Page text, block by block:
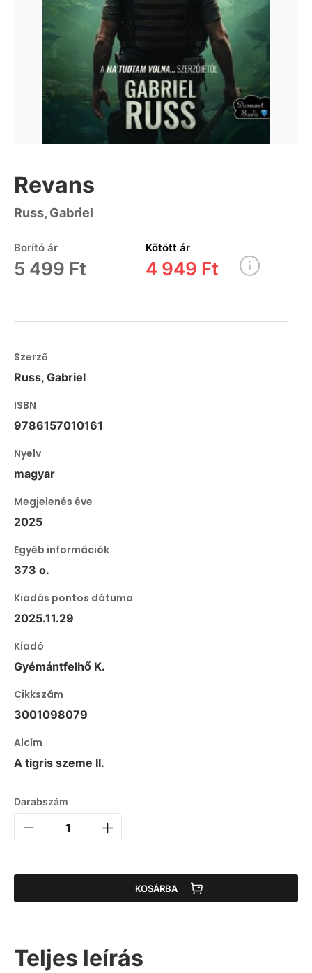
Revans
Russ, Gabriel
Borító ár
5 499 Ft
Kötött ár
4 949 Ft
Szerző
Russ, Gabriel
ISBN
9786157010161
Nyelv
magyar
Megjelenés éve
2025
Egyéb információk
373 o.
Kiadás pontos dátuma
2025.11.29
Kiadó
Gyémántfelhő K.
Cikkszám
3001098079
Alcím
A tigris szeme II.
Darabszám
KOSÁRBA
Teljes leírás